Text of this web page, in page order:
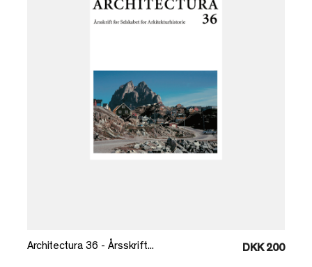
Architectura 36 - Årsskrift... DKK 200